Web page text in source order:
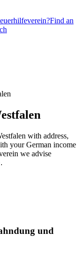
Find an
with address,
your German income
we advise
und